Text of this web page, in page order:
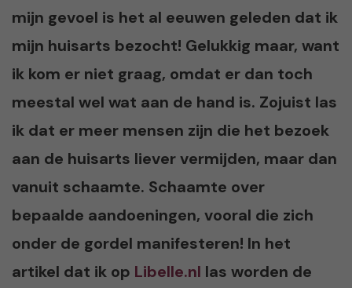
mijn gevoel is het al eeuwen geleden dat ik
mijn huisarts bezocht! Gelukkig maar, want
ik kom er niet graag, omdat er dan toch
meestal wel wat aan de hand is. Zojuist las
ik dat er meer mensen zijn die het bezoek
aan de huisarts liever vermijden, maar dan
vanuit schaamte. Schaamte over
bepaalde aandoeningen, vooral die zich
onder de gordel manifesteren! In het
artikel dat ik op Libelle.nl las worden de